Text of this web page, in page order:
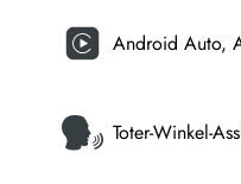
Android Auto,
Toter-Winkel-